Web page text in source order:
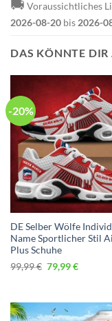
🚚 Voraussichtliches
2026-08-20 bis2026-
DAS KÖNNTE
-20%
DE Selber Wölfe
Name Sportlicher Stil
Plus Schuhe
99,99€ Ursprünglicher
Preis
79,99€Aktueller